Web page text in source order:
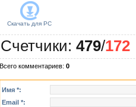
Скачать для PC
Счетчики: 479/172
Всего комментариев: 0
Имя *:
Email *: